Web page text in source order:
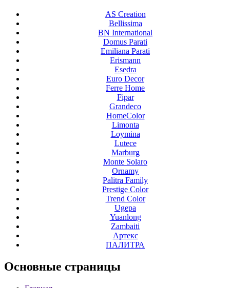
AS Creation
Bellissima
BN International
Domus Parati
Emiliana Parati
Erismann
Esedra
Euro Decor
Ferre Home
Fipar
Grandeco
HomeColor
Limonta
Loymina
Lutece
Marburg
Monte Solaro
Ornamy
Palitra Family
Prestige Color
Trend Color
Ugepa
Yuanlong
Zambaiti
Артекс
ПАЛИТРА
Основные страницы